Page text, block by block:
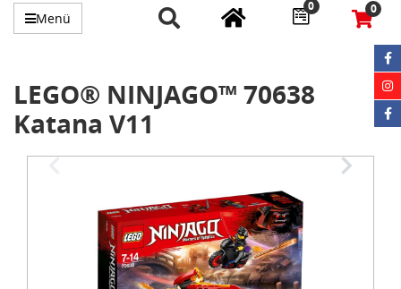
Menü
0 0
LEGO® NINJAGO™ 70638
Katana V11